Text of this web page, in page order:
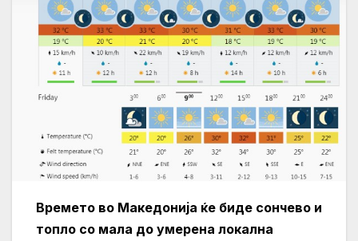
Времето во Македонија ќе биде сончево и
топло со мала до умерена локална